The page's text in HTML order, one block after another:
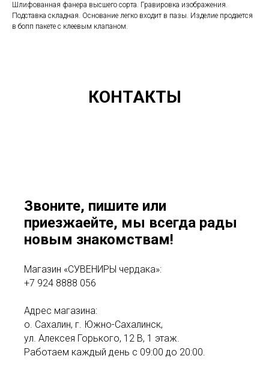
Шлифованная фанера высшего сорта. Гравировка изображения.
Подставка складная. Основание легко входит в пазы. Изделие продается
в бопп пакете с клеевым клапаном.
КОНТАКТЫ
Звоните, пишите или
приезжаейте, мы всегда рады
новым знакомствам!
Магазин «СУВЕНИРЫ чердака»:
+7 924 8888 056
Адрес магазина:
о. Сахалин, г. Южно-Сахалинск,
ул. Алексея Горького, 12 В, 1 этаж.
Работаем каждый день с 09:00 до 20:00.